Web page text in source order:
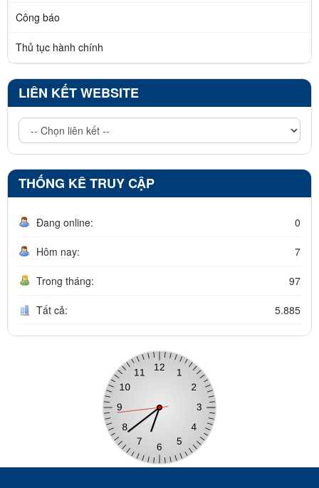
Công báo
Thủ tục hành chính
LIÊN KẾT WEBSITE
THỐNG KÊ TRUY CẬP
Đang online: 0
Hôm nay: 7
Trong tháng: 97
Tất cả: 5.885